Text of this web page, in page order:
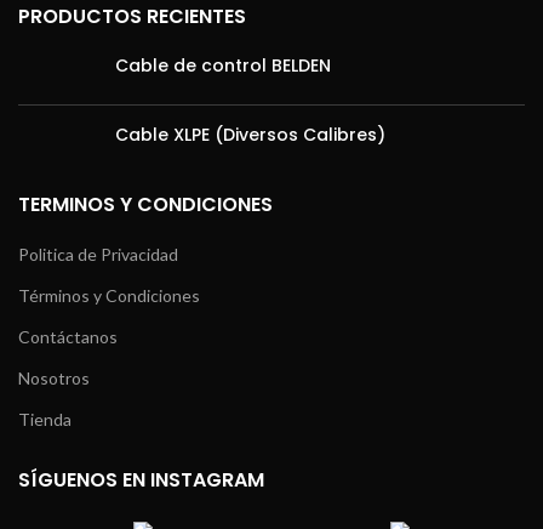
PRODUCTOS RECIENTES
Cable de control BELDEN
Cable XLPE (Diversos Calibres)
TERMINOS Y CONDICIONES
Politica de Privacidad
Términos y Condiciones
Contáctanos
Nosotros
Tienda
SÍGUENOS EN INSTAGRAM